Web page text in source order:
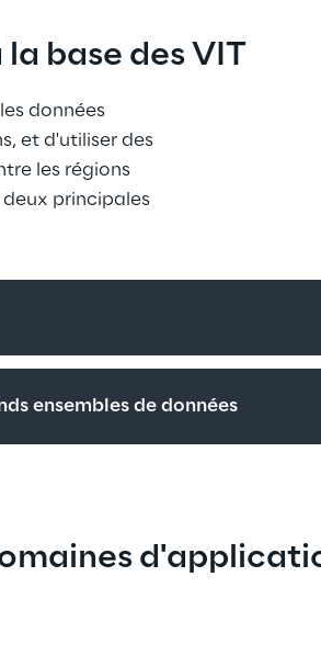
base des VIT
données
et d'utiliser des
les régions
deux principales
ensembles de données